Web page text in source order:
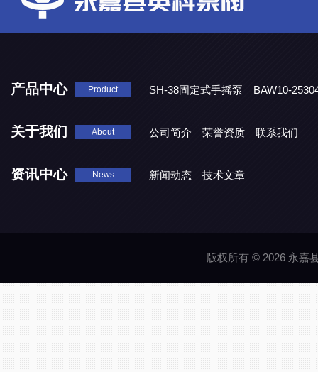
产品中心 Product SH-38固定式手摇泵
BAW10-
关于我们 About 公司简介 荣誉资质 联系我们
资讯中心 News 新闻动态 技术文章
版权所有 © 2026 永嘉